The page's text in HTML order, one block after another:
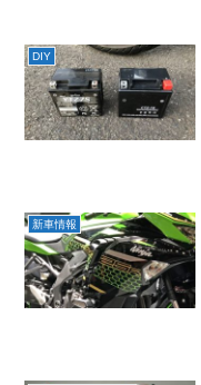
DIY
新車情報